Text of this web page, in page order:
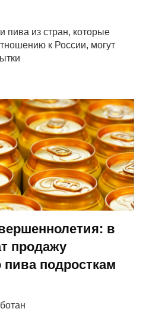
пива из стран, которые
к России, могут
в
продажу
пива подросткам